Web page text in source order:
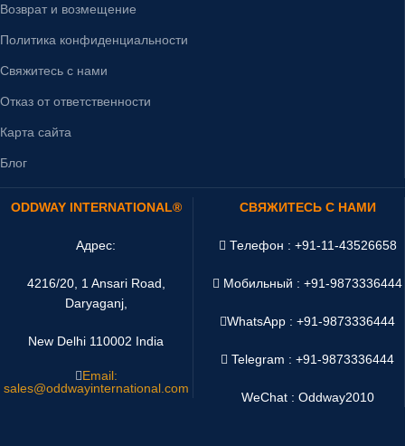
Возврат и возмещение
Политика конфиденциальности
Свяжитесь с нами
Отказ от ответственности
Карта сайта
Блог
ODDWAY INTERNATIONAL®
Адрес:
4216/20, 1 Ansari Road,
Daryaganj,
New Delhi 110002 India
Email:
sales@oddwayinternational.com
СВЯЖИТЕСЬ С НАМИ
Телефон : +91-11-43526658
Мобильный : +91-9873336444
WhatsApp :+91-9873336444
Telegram : +91-9873336444
WeChat : Oddway2010